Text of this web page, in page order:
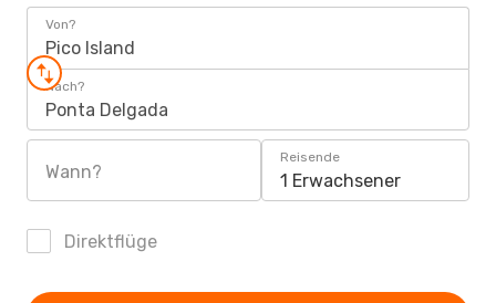
Von?
Pico Island
Nach?
Ponta Delgada
Wann?
Reisende
1 Erwachsener
Direktflüge